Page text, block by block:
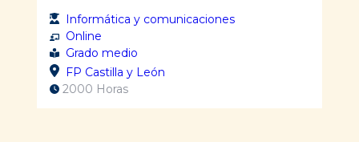
Informática y comunicaciones
Online
Grado medio
FP Castilla y León
2000 Horas